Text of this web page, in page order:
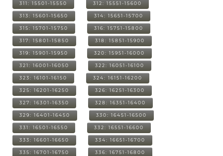
311: 15501-15550 312: 15551-15600
313: 15601-15650 314: 15651-15700
315: 15701-15750 316: 15751-15800
317: 15801-15850 318: 15851-15900
319: 15901-15950 320: 15951-16000
321: 16001-16050 322: 16051-16100
323: 16101-16150 324: 16151-16200
325: 16201-16250 326: 16251-16300
327: 16301-16350 328: 16351-16400
329: 16401-16450 330: 16451-16500
331: 16501-16550 332: 16551-16600
333: 16601-16650 334: 16651-16700
335: 16701-16750 336: 16751-16800